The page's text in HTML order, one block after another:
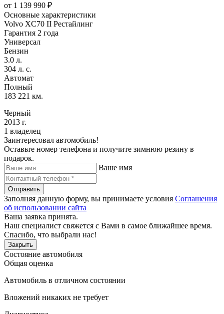
от 1 139 990 ₽
Основные характеристики
Volvo XC70 II Рестайлинг
Гарантия 2 года
Универсал
Бензин
3.0 л.
304 л. с.
Автомат
Полный
183 221 км.
Черный
2013 г.
1 владелец
Заинтересовал автомобиль!
Оставьте номер телефона и получите зимнюю резину в
подарок.
Ваше имя
Отправить
Заполняя данную форму, вы принимаете условия Соглашения
об использовании сайта
Ваша заявка принята.
Наш специалист свяжется с Вами в самое ближайшее время.
Спасибо, что выбрали нас!
Закрыть
Состояние автомобиля
Общая оценка
Автомобиль в отличном состоянии
Вложений никаких не требует